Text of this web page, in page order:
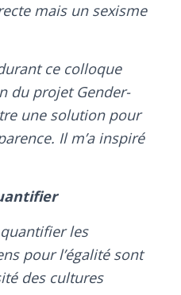
mais un sexisme
ce colloque
du projet Gender-
une solution pour
Il m’a inspiré
les
pour l’égalité sont
des cultures